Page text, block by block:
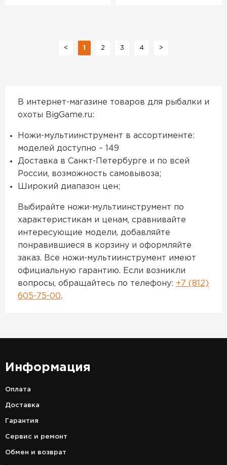
< 1 2 3 4 >
В интернет-магазине товаров для рыбалки и
охоты BigGame.ru:
Ножи-мультиинструмент в ассортименте:
моделей доступно – 149
Доставка в Санкт-Петербурге и по всей
России, возможность самовывоза;
Широкий диапазон цен;
Выбирайте ножи-мультиинструмент по
характеристикам и ценам, сравнивайте
интересующие модели, добавляйте
понравившиеся в корзину и оформляйте
заказ. Все ножи-мультиинструмент имеют
официальную гарантию. Если возникли
вопросы, обращайтесь по телефону: +7 (812)
605-75-00.
Информация
Оплата
Доставка
Гарантия
Сервис и ремонт
Обмен и возврат